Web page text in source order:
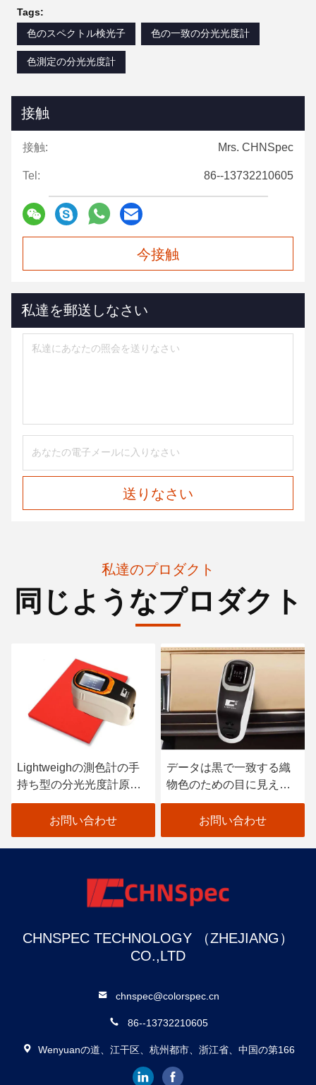
Tags:
色のスペクトル検光子
色の一致の分光光度計
色測定の分光光度計
接触
接触: Mrs. CHNSpec
Tel: 86--13732210605
今接触
私達を郵送しなさい
送りなさい
私達のプロダクト
同じようなプロダクト
Lightweighの測色計の手
持ち型の分光光度計原子
車のペンキの走査器
お問い合わせ
データは黒で一致する織
物色のための目に見える
分光光度計を着色します
お問い合わせ
CHNSPEC TECHNOLOGY （ZHEJIANG）
CO.,LTD
chnspec@colorspec.cn
86--13732210605
Wenyuanの道、江干区、杭州都市、浙江省、中国の第166